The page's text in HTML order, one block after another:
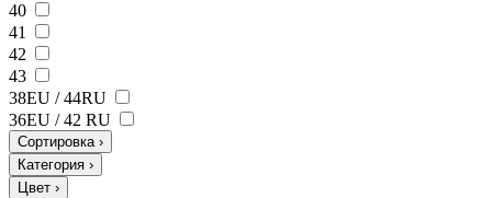
40
41
42
43
38ЕU / 44RU
36EU / 42 RU
Сортировка ›
Категория ›
Цвет ›